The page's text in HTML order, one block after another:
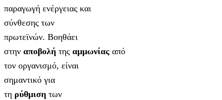
παραγωγή ενέργειας και
σύνθεσης των
πρωτεϊνών. Βοηθάει
στην αποβολή της αμμωνίας από
τον οργανισμό, είναι
σημαντικό για
τη ρύθμιση των